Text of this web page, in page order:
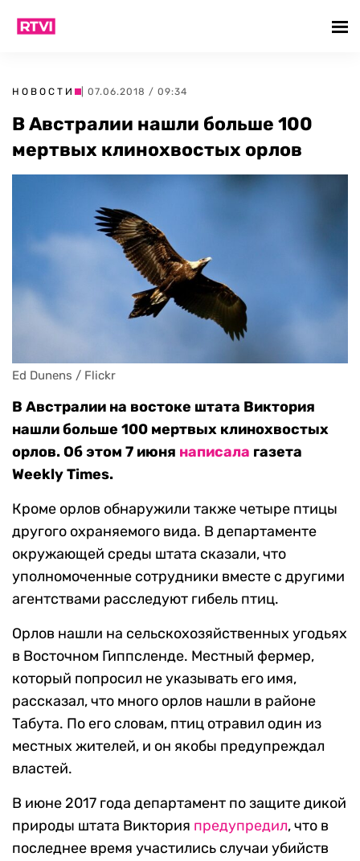
НОВОСТИ | 07.06.2018 / 09:34
В Австралии нашли больше 100
мертвых клинохвостых орлов
Ed Dunens / Flickr
В Австралии на востоке штата Виктория
нашли больше 100 мертвых клинохвостых
орлов. Об этом 7 июня написала газета
Weekly Times.
Кроме орлов обнаружили также четыре птицы
другого охраняемого вида. В департаменте
окружающей среды штата сказали, что
уполномоченные сотрудники вместе с другими
агентствами расследуют гибель птиц.
Орлов нашли на сельскохозяйственных угодьях
в Восточном Гиппсленде. Местный фермер,
который попросил не указывать его имя,
рассказал, что много орлов нашли в районе
Табута. По его словам, птиц отравил один из
местных жителей, и он якобы предупреждал
властей.
В июне 2017 года департамент по защите дикой
природы штата Виктория предупредил, что в
последнее время участились случаи убийств